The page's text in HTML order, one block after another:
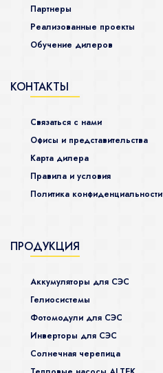
Партнеры
Реализованные проекты
Обучение дилеров
КОНТАКТЫ
Связаться с нами
Офисы и представительства
Карта дилера
Правила и условия
Политика конфиденциальности
ПРОДУКЦИЯ
Аккумуляторы для СЭС
Гелиосистемы
Фотомодули для СЭС
Инверторы для СЭС
Солнечная черепица